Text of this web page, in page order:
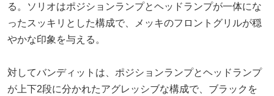
る。ソリオはポジションランプとヘッドランプが一体にな
ったスッキリとした構成で、メッキのフロントグリルが穏
やかな印象を与える。
対してバンディットは、ポジションランプとヘッドランプ
が上下2段に分かれたアグレッシブな構成で、ブラックを